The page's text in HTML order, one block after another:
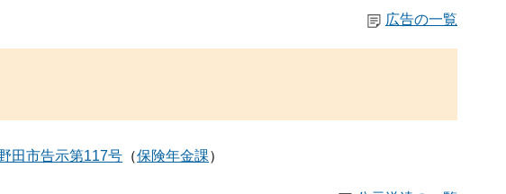
広告の一覧
田市告示第117号 保険年金課